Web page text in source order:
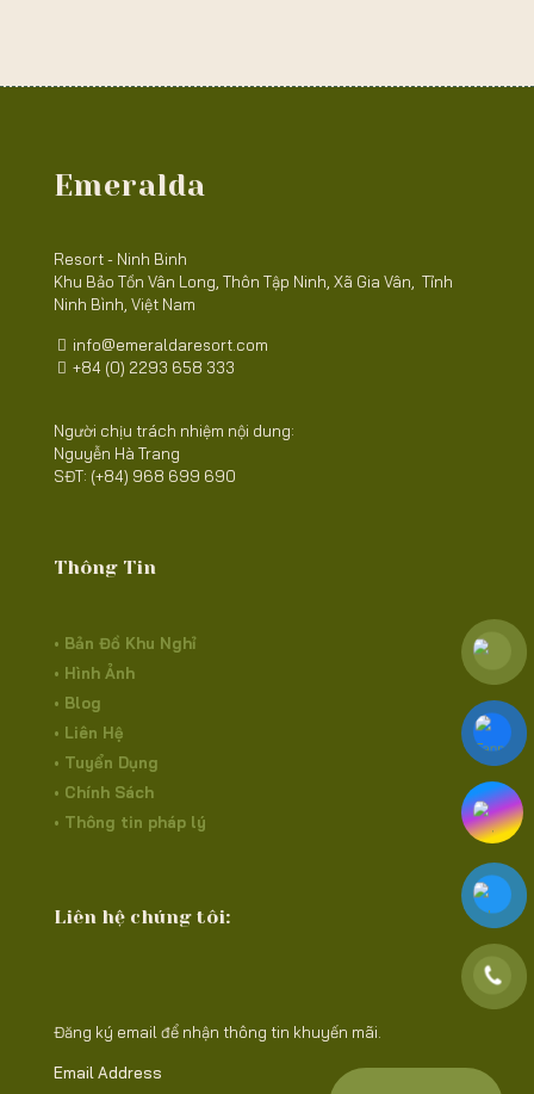
Emeralda
Resort - Ninh Binh
Khu Bảo Tồn Vân Long, Thôn Tập Ninh, Xã Gia Vân, Tỉnh
Ninh Bình, Việt Nam
info@emeraldaresort.com
+84 (0) 2293 658 333
Người chịu trách nhiệm nội dung:
Nguyễn Hà Trang
SĐT: (+84) 968 699 690
Thông Tin
• Bản Đồ Khu Nghỉ
• Hình Ảnh
• Blog
• Liên Hệ
• Tuyển Dụng
• Chính Sách
• Thông tin pháp lý
Liên hệ chúng tôi:
Đăng ký email để nhận thông tin khuyến mãi.
Email Address